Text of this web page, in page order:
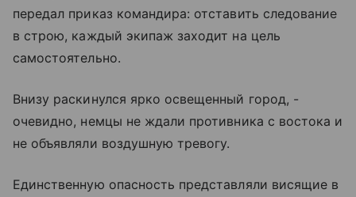
передал приказ командира: отставить следование
в строю, каждый экипаж заходит на цель
самостоятельно.
Внизу раскинулся ярко освещенный город, -
очевидно, немцы не ждали противника с востока и
не объявляли воздушную тревогу.
Единственную опасность представляли висящие в